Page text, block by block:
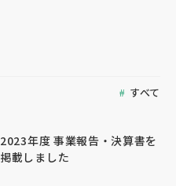
すべて
2023年度 事業報告・決算書を
掲載しました